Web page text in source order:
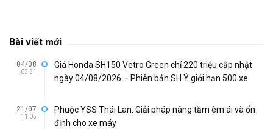
Bài viết mới
04/08
03:31
Giá Honda SH150 Vetro Green chỉ 220 triệu cập nhật
ngày 04/08/2026 – Phiên bản SH Ý giới hạn 500 xe
21/07
11:05
Phuộc YSS Thái Lan: Giải pháp nâng tầm êm ái và ổn
định cho xe máy